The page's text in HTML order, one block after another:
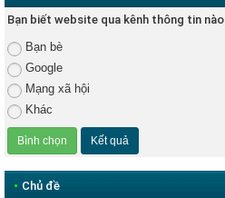
Bạn biết website qua kênh thông tin nào
Bạn bè
Google
Mạng xã hội
Khác
• Chủ đề